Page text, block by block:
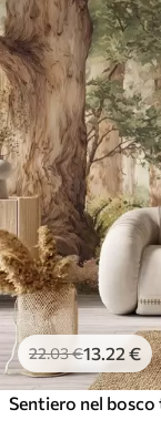
22.03€13 .22 €